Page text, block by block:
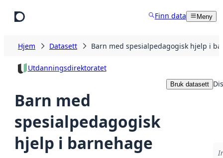
Finn data Meny
Hjem Datasett Barn med spesialpedagogisk hjelp i
Utdanningsdirektoratet
Barn med
spesialpedagogisk
hjelp i barnehage
Bruk datasett